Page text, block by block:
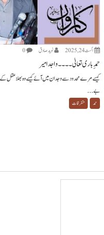
اگست 24, 2025 نويد صادق 0
حمدِ باری تعالیٰ ۔۔۔۔ واجد امیر
کیسے مرے محدود سے وجدان میں آئے کیسے وہ بھلا عقل
بے...
حمد متفرقات